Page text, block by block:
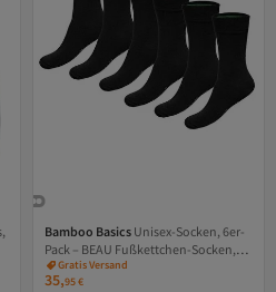
Bamboo Basics Unisex-Socken, 6er-
Pack – BEAU Fußkettchen-Socken,
Kurzsocken, einfarbig
Versand Kostenlos
Gratis Versand
Versand Kostenlos
35,95€